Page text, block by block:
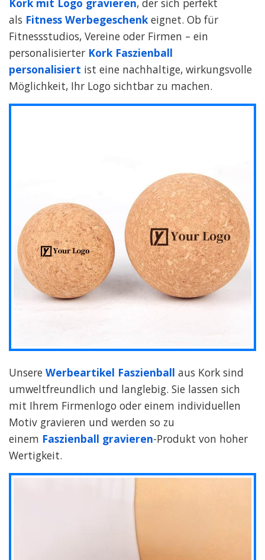
Kork mit Logo gravieren, der sich perfekt
als Fitness Werbegeschenkeignet. Ob für
Fitnessstudios, Vereine oder Firmen – ein
personalisierter Kork Faszienball
personalisiert ist eine nachhaltige, wirkungsvolle
Möglichkeit, Ihr Logo sichtbar zu machen.
Unsere Werbeartikel Faszienball aus Kork sind
umweltfreundlich und langlebig. Sie lassen sich
mit Ihrem Firmenlogo oder einem individuellen
Motiv gravieren und werden so zu
einem Faszienball gravieren-Produkt von hoher
Wertigkeit.